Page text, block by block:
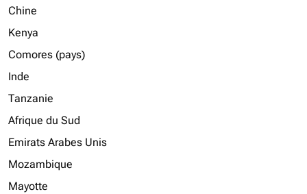
Chine
Kenya
Comores (pays)
Inde
Tanzanie
Afrique du Sud
Emirats Arabes Unis
Mozambique
Mayotte